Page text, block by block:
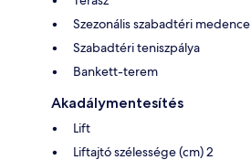
Szezonális szabadtéri medence
Szabadtéri teniszpálya
Bankett-terem
Akadálymentesítés
Lift
Liftajtó szélessége (cm) 2